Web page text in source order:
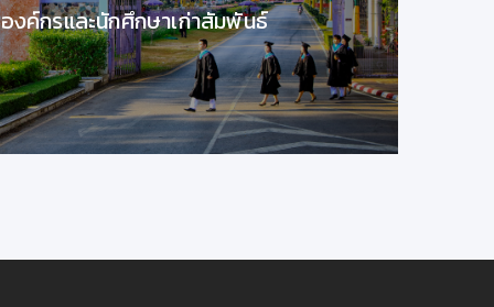
เล่าสู่กันฟัง 21/9/2563 13:48:38
งค์กรและนักศึกษาเก่าสัมพันธ์